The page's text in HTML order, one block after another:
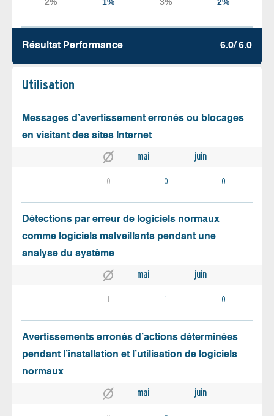
Résultat Performance 6.0/ 6.0
Utilisation
Messages d’avertissement erronés ou blocages
en visitant des sites Internet
mai juin
0 0 0
Détections par erreur de logiciels normaux
comme logiciels malveillants pendant une
analyse du système
mai juin
1 1 0
Avertissements erronés d’actions déterminées
pendant l’installation et l’utilisation de logiciels
normaux
mai juin